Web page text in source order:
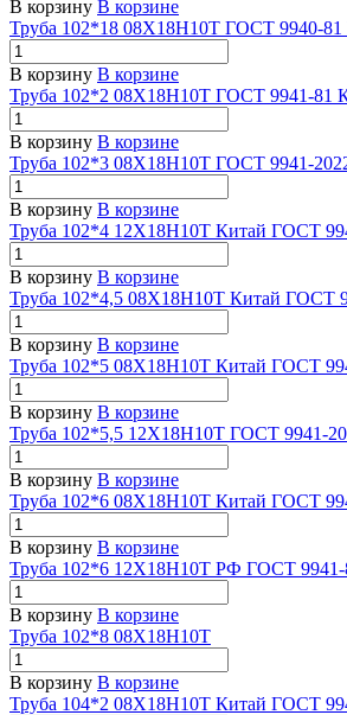
В корзину В корзине
Труба 102*18 08Х18Н10Т ГОСТ 9940-
В корзину В корзине
Труба 102*2 08Х18Н10Т ГОСТ 9941-81
В корзину В корзине
Труба 102*3 08Х18Н10Т ГОСТ 9941-
В корзину В корзине
Труба 102*4 12Х18Н10Т Китай ГОСТ
В корзину В корзине
Труба 102*4,5 08Х18Н10Т Китай ГОСТ
В корзину В корзине
Труба 102*5 08Х18Н10Т Китай ГОСТ
В корзину В корзине
Труба 102*5,5 12Х18Н10Т ГОСТ 9941-
В корзину В корзине
Труба 102*6 08Х18Н10Т Китай ГОСТ
В корзину В корзине
Труба 102*6 12Х18Н10Т РФ ГОСТ 9941-
В корзину В корзине
Труба 102*8 08Х18Н10Т
В корзину В корзине
Труба 104*2 08Х18Н10Т Китай ГОСТ